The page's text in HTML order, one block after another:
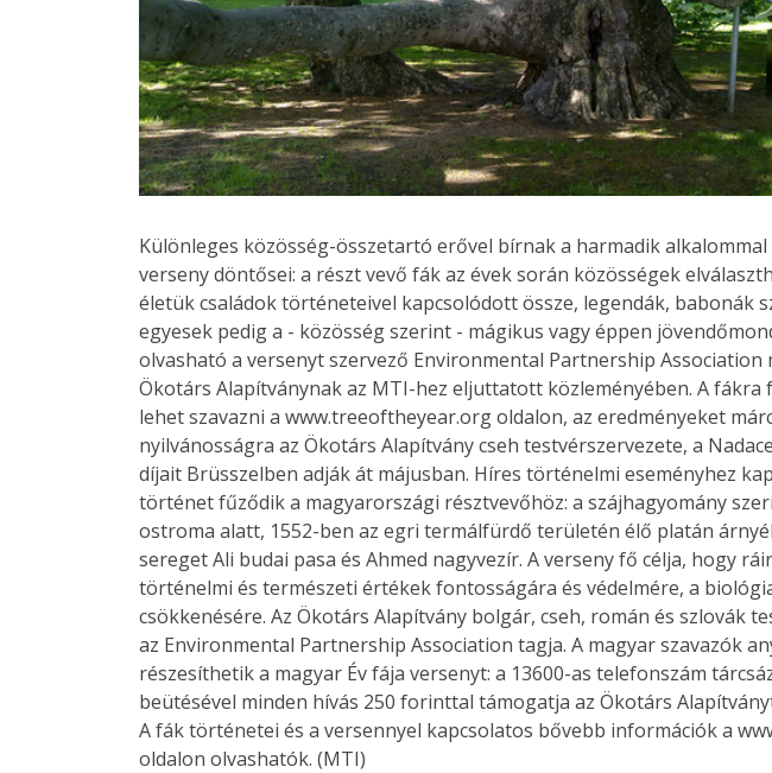
Különleges közösség-összetartó erővel bírnak a harmadik
verseny döntősei: a részt vevő fák az évek során közösségek
életük családok történeteivel kapcsolódott össze, legendák, babonák
egyesek pedig a - közösség szerint - mágikus vagy éppen
olvasható a versenyt szervező Environmental Partnership Association
Ökotárs Alapítványnak az MTI-hez eljuttatott közleményében. A fákra
lehet szavazni a www.treeoftheyear.org oldalon, az eredményeket
nyilvánosságra az Ökotárs Alapítvány cseh testvérszervezete, a
díjait Brüsszelben adják át májusban. Híres történelmi eseményhez
történet fűződik a magyarországi résztvevőhöz: a szájhagyomány
ostroma alatt, 1552-ben az egri termálfürdő területén élő platán
sereget Ali budai pasa és Ahmed nagyvezír. A verseny fő célja, hogy
történelmi és természeti értékek fontosságára és védelmére, a
csökkenésére. Az Ökotárs Alapítvány bolgár, cseh, román és szlovák
az Environmental Partnership Association tagja. A magyar szavazók
részesíthetik a magyar Év fája versenyt: a 13600-as telefonszám
beütésével minden hívás 250 forinttal támogatja az Ökotárs
A fák történetei és a versennyel kapcsolatos bővebb információk a
oldalon olvashatók. (MTI)